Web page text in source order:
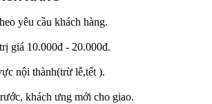
yêu cầu khách hàng.
giá 10.000đ - 20.000đ.
nội thành(trừ lễ,tết ).
khách ưng mới cho giao.